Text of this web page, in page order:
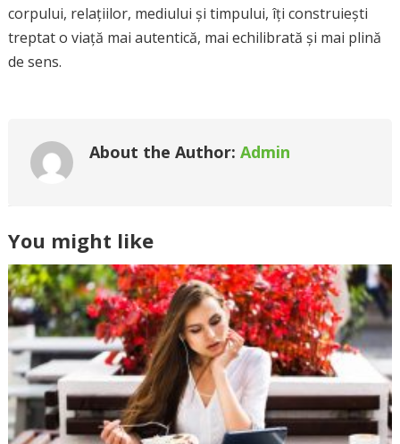
corpului, relațiilor, mediului și timpului, îți construiești
treptat o viață mai autentică, mai echilibrată și mai plină
de sens.
About the Author: Admin
You might like